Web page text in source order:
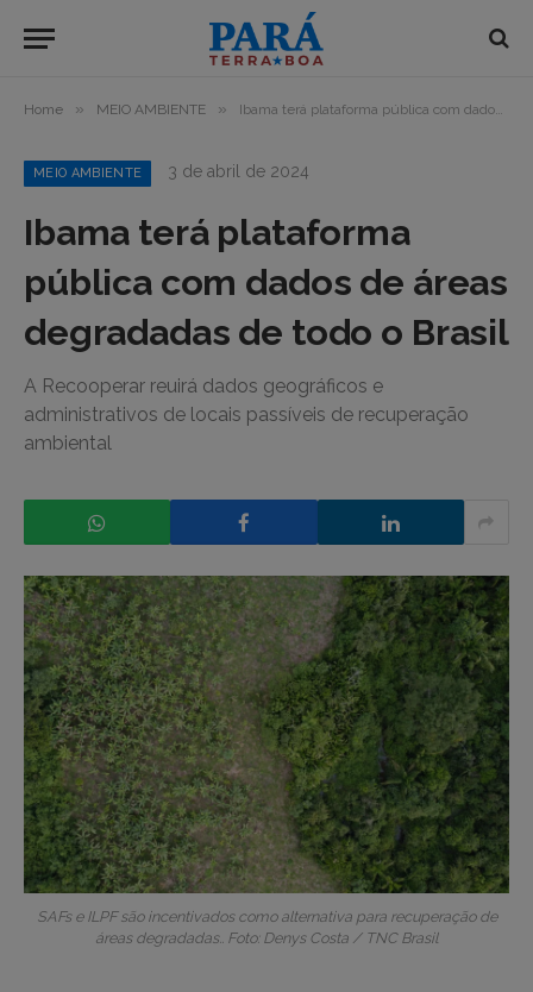
Home » MEIO AMBIENTE » Ibama terá plataforma pública com dados de áreas degradadas de todo o Brasil
MEIO AMBIENTE 3 de abril de 2024
Ibama terá plataforma
pública com dados de áreas
degradadas de todo o Brasil
A Recooperar reuirá dados geográficos e
administrativos de locais passíveis de recuperação
ambiental
SAFs e ILPF são incentivados como alternativa para recuperação de
áreas degradadas.. Foto: Denys Costa / TNC Brasil